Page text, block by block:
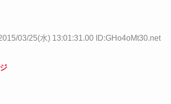
03/25(水) 13:01:31.00 ID:GHo4oMt30.net